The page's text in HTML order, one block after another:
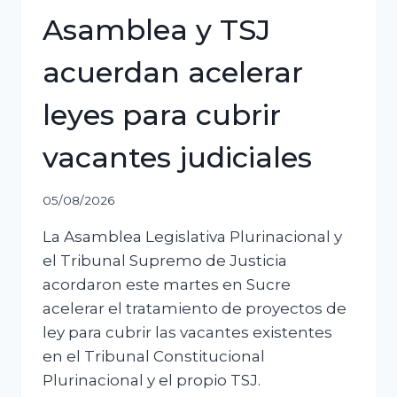
Asamblea y TSJ
acuerdan acelerar
leyes para cubrir
vacantes judiciales
05/08/2026
La Asamblea Legislativa Plurinacional y
el Tribunal Supremo de Justicia
acordaron este martes en Sucre
acelerar el tratamiento de proyectos de
ley para cubrir las vacantes existentes
en el Tribunal Constitucional
Plurinacional y el propio TSJ.